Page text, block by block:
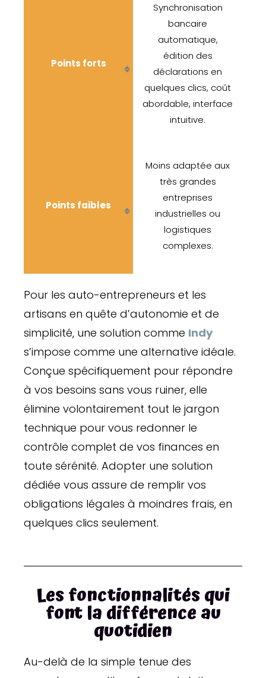
Points forts
Synchronisation
bancaire
automatique,
édition des
déclarations en
quelques clics, coût
abordable, interface
intuitive.
Points faibles
Moins adaptée aux
très grandes
entreprises
industrielles ou
logistiques
complexes.
Pour les auto-entrepreneurs et les
artisans en quête d’autonomie et de
simplicité, une solution comme Indy
s’impose comme une alternative idéale.
Conçue spécifiquement pour répondre
à vos besoins sans vous ruiner, elle
élimine volontairement tout le jargon
technique pour vous redonner le
contrôle complet de vos finances en
toute sérénité. Adopter une solution
dédiée vous assure de remplir vos
obligations légales à moindres frais, en
quelques clics seulement.
Les fonctionnalités qui
font la différence au
quotidien
Au-delà de la simple tenue des